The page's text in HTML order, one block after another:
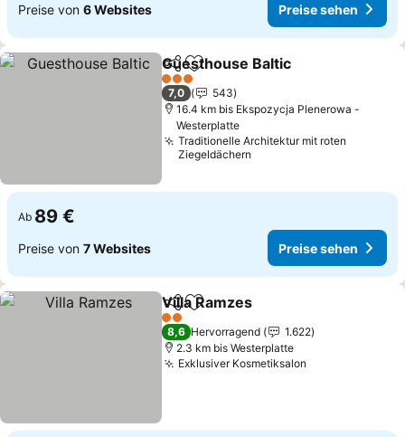
Preise von 6 Websites Preise sehen
TeilenZu Favoriten hinzufügen
Guesthouse Baltic
3 Sterne
7,0
543
16.4 km bis Ekspozycja Plenerowa -
Westerplatte
Traditionelle Architektur mit roten
Ziegeldächern
Ab 89 €
Preise von 7 Websites Preise sehen
TeilenZu Favoriten hinzufügen
Villa Ramzes
2 Sterne
8,6 Hervorragend
1.622
2.3 km bis Westerplatte
Exklusiver Kosmetiksalon